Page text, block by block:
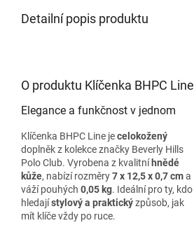
Detailní popis produktu
O produktu Klíčenka BHPC Line
Elegance a funkčnost v jednom
Klíčenka BHPC Line jecelokožený
doplněk z kolekce značky Beverly Hills
Polo Club. Vyrobena z kvalitní hnědé
kůže, nabízí rozměry7 x 12,5 x 0,7 cma
váží pouhých 0,05 kg. Ideální pro ty, kdo
hledajístylový a praktickýzpůsob, jak
mít klíče vždy po ruce.